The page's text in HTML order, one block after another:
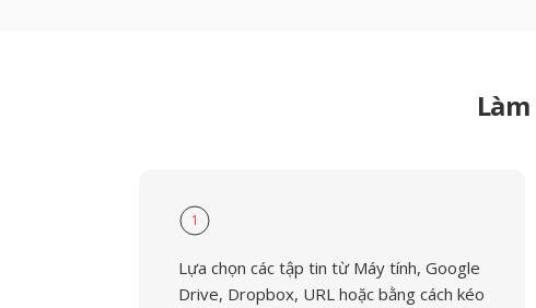
1
Lựa chọn các tập tin từ Máy tính, Google
Drive, Dropbox, URL hoặc bằng cách kéo